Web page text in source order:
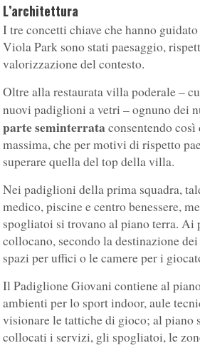
L’architettura
I tre concetti chiave che hanno
Viola Park sono stati paesaggio,
valorizzazione del contesto.
Oltre alla restaurata villa poderale –
nuovi padiglioni a vetri – ognuno dei
parte seminterrata consentendo
massima, che per motivi di rispetto
superare quella del top della villa.
Nei padiglioni della prima squadra,
medico, piscine e centro benessere,
spogliatoi si trovano al piano terra.
collocano, secondo la destinazione
spazi per uffici o le camere per i
Il Padiglione Giovani contiene al
ambienti per lo sport indoor, aule
visionare le tattiche di gioco; al piano
collocati i servizi, gli spogliatoi, le